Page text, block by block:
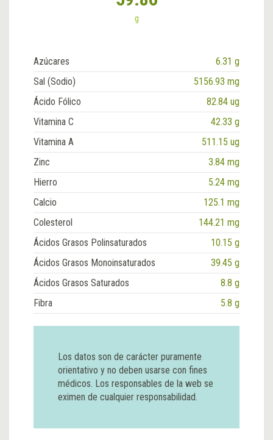
g
Azúcares
6.31 g
Sal (Sodio)
5156.93 mg
Ácido Fólico
82.84 ug
Vitamina C
42.33 g
Vitamina A
511.15 ug
Zinc
3.84 mg
Hierro
5.24 mg
Calcio
125.1 mg
Colesterol
144.21 mg
Ácidos Grasos Polinsaturados
10.15 g
Ácidos Grasos Monoinsaturados
39.45 g
Ácidos Grasos Saturados
8.8 g
Fibra
5.8 g
Los datos son de carácter puramente
orientativo y no deben usarse con fines
médicos. Los responsables de la web se
eximen de cualquier responsabilidad.